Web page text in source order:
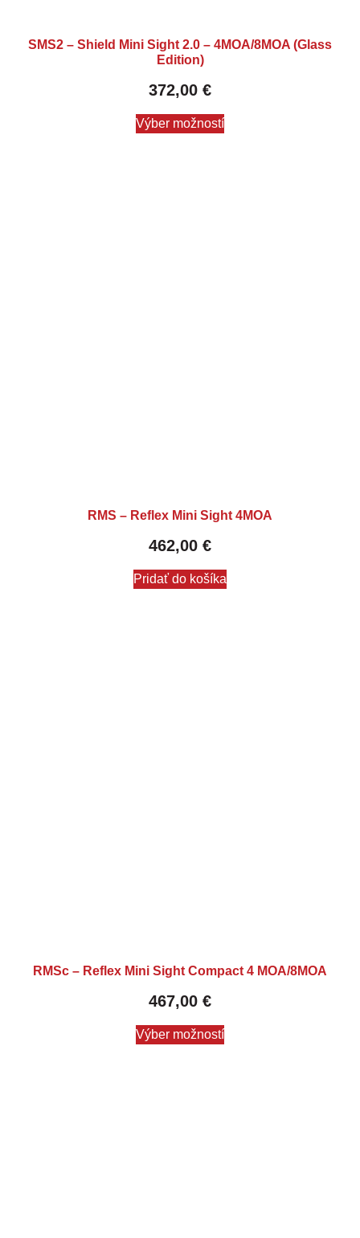
SMS2 – Shield Mini Sight 2.0 – 4MOA/8MOA (Glass
Edition)
372,00 €
Výber možností
RMS – Reflex Mini Sight 4MOA
462,00 €
Pridať do košíka
RMSc – Reflex Mini Sight Compact 4 MOA/8MOA
467,00 €
Výber možností